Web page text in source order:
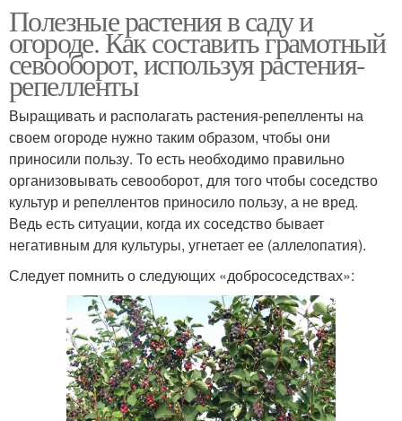
растения
Полезные растения в саду и
огороде. Как составить грамотный
севооборот, используя растения-
репелленты
Выращивать и располагать растения-репелленты на
своем огороде нужно таким образом, чтобы они
приносили пользу. То есть необходимо правильно
организовывать севооборот, для того чтобы соседство
культур и репеллентов приносило пользу, а не вред.
Ведь есть ситуации, когда их соседство бывает
негативным для культуры, угнетает ее (аллелопатия).
Следует помнить о следующих «добрососедствах»: